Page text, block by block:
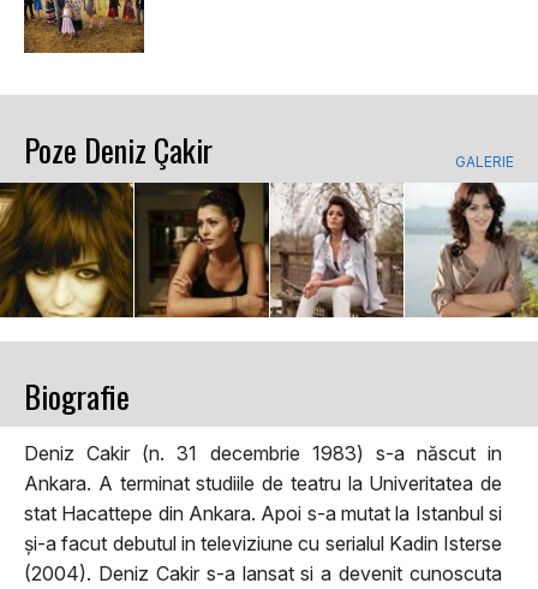
Poze Deniz Çakir GALERIE
Biografie
Deniz Cakir (n. 31 decembrie 1983) s-a născut in
Ankara. A terminat studiile de teatru la Univeritatea de
stat Hacattepe din Ankara. Apoi s-a mutat la Istanbul si
și-a facut debutul in televiziune cu serialul Kadin Isterse
(2004). Deniz Cakir s-a lansat si a devenit cunoscuta